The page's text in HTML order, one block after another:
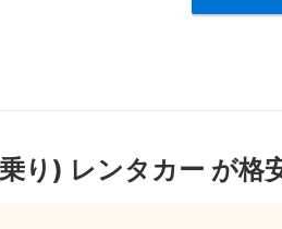
り) レンタカー が格